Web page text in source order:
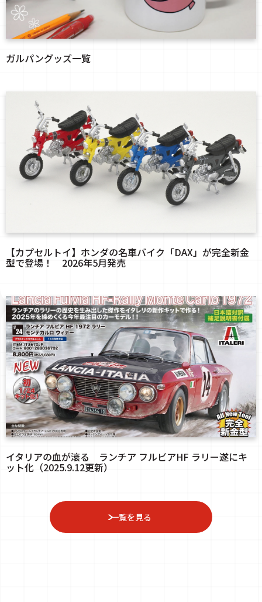
ガルパングッズ一覧
【カプセルトイ】ホンダの名車バイク「DAX」が完全新金
型で登場！ 2026年5月発売
イタリアの血が滾る ランチア フルビアHF ラリー遂にキ
ット化（2025.9.12更新）
一覧を見る